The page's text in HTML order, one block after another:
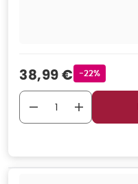
Verkaufspreis
38,99 € Rabattstempel
-22%